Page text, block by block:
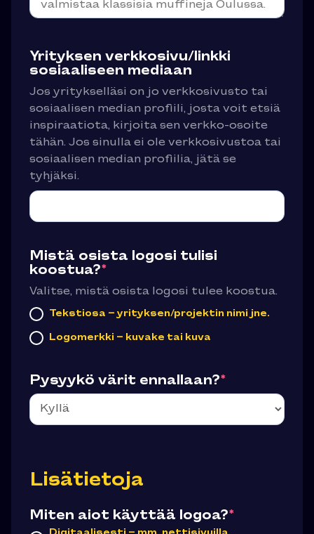
Yrityksen verkkosivu/linkki
sosiaaliseen mediaan
Jos yritykselläsi on jo verkkosivusto tai
sosiaalisen median profiili, josta voit etsiä
inspiraatiota, kirjoita sen verkko-osoite
tähän. Jos sinulla ei ole verkkosivustoa tai
sosiaalisen median profiilia, jätä se
tyhjäksi.
Mistä osista logosi tulisi
koostua?*
Valitse, mistä osista logosi tulee koostua.
Tekstiosa – yrityksen/projektin nimi jne.
Logomerkki – kuvake tai kuva
Pysyykö värit ennallaan?*
Lisätietoja
Miten aiot käyttää logoa?*